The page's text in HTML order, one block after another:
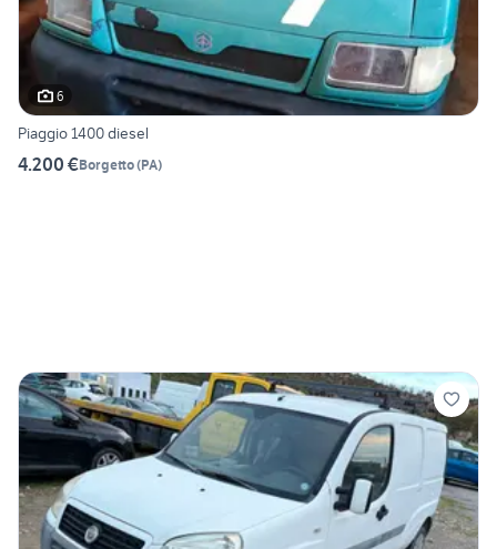
6
Piaggio 1400 diesel
4.200 €Borgetto(PA)